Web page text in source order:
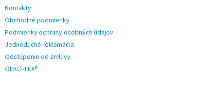
Kontakty
Obchodné podmienky
Podmienky ochrany osobných údajov
Jednoduchá reklamácia
Odstúpenie od zmluvy
OEKO-TEX®